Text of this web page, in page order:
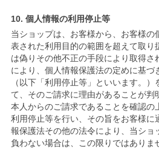
10. 個人情報の利用停止等
当ショップは、お客様から、お客様の
表された利用目的の範囲を超えて取り
は偽りその他不正の手段により取得さ
により、個人情報保護法の定めに基づ
（以下「利用停止等」といいます。
て、そのご請求に理由があることが判
本人からのご請求であることを確認の
利用停止等を行い、その旨をお客様に
報保護法その他の法令により、当ショ
負わない場合は、この限りではありま